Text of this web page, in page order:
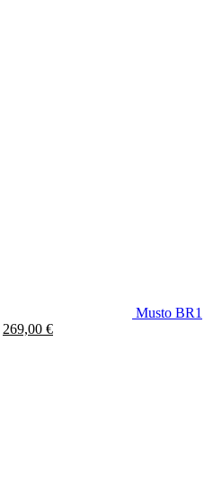
Musto BR1
Ursprünglicher
269,00 €Aktueller